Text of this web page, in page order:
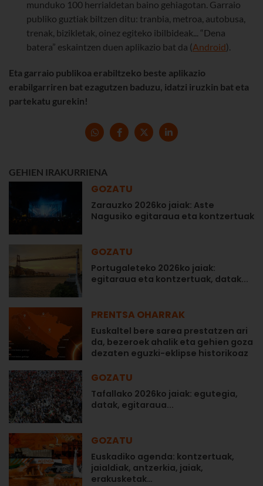
munduko 100 herrialdetan baino gehiagotan. Garraio
publiko guztiak biltzen ditu: tranbia, metroa, autobusa,
trenak, bizikletak, oinez egiteko ibilbideak... “Dena
batera” eskaintzen duen aplikazio bat da (Android).
Eta garraio publikoa erabiltzeko beste aplikazio
erabilgarriren bat ezagutzen baduzu, idatzi iruzkin bat eta
partekatu gurekin!
GEHIEN IRAKURRIENA
GOZATU
Zarauzko 2026ko jaiak: Aste
Nagusiko egitaraua eta kontzertuak
GOZATU
Portugaleteko 2026ko jaiak:
egitaraua eta kontzertuak, datak...
PRENTSA OHARRAK
Euskaltel bere sarea prestatzen ari
da, bezeroek ahalik eta gehien goza
dezaten eguzki-eklipse historikoaz
GOZATU
Tafallako 2026ko jaiak: egutegia,
datak, egitaraua...
GOZATU
Euskadiko agenda: kontzertuak,
jaialdiak, antzerkia, jaiak,
erakusketak…